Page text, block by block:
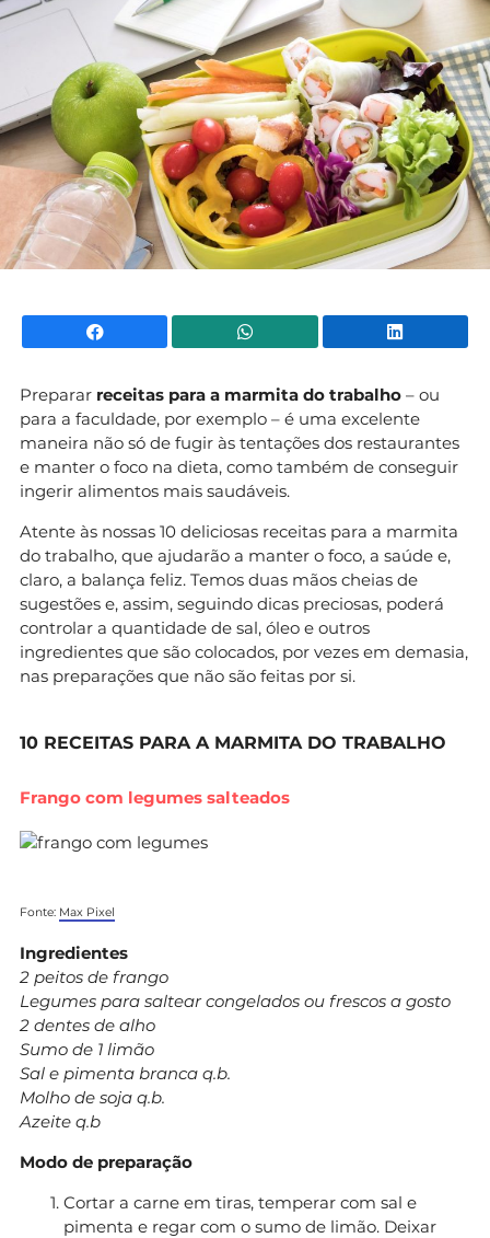
Facebook WhatsApp
Preparar receitas para a marmita do trabalho – ou
para a faculdade, por exemplo – é uma excelente
maneira não só de fugir às tentações dos restaurantes
e manter o foco na dieta, como também de conseguir
ingerir alimentos mais saudáveis.
Atente às nossas 10 deliciosas receitas para a marmita
do trabalho, que ajudarão a manter o foco, a saúde e,
claro, a balança feliz. Temos duas mãos cheias de
sugestões e, assim, seguindo dicas preciosas, poderá
controlar a quantidade de sal, óleo e outros
ingredientes que são colocados, por vezes em demasia,
nas preparações que não são feitas por si.
10 RECEITAS PARA A MARMITA DO TRABALHO
Frango com legumes salteados
Fonte: Max Pixel
Ingredientes
2 peitos de frango
Legumes para saltear congelados ou frescos a gosto
2 dentes de alho
Sumo de 1 limão
Sal e pimenta branca q.b.
Molho de soja q.b.
Azeite q.b
Modo de preparação
Cortar a carne em tiras, temperar com sal e
pimenta e regar com o sumo de limão. Deixar